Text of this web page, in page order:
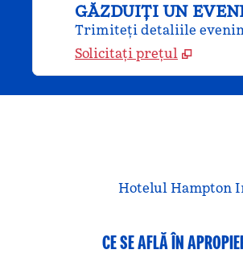
GĂZDUIȚI UN
Trimiteți detaliile
Solicitați prețul
Hotelul Hampton
CE SE AFLĂ ÎN